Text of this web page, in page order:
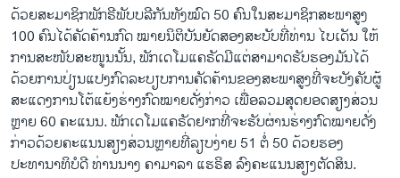
ດ້ວຍສະມາຊິກພັກຣີພັບບລີກັນທັງໝົດ 50 ຄົນໃນສະມາຊິກສະພາສູງ
100 ຄົນໄດ້ຄັດຄ້ານກົດ ໝາຍນິຕິບັນຍັດສອງສະບັບທີ່ທ່ານ ໄບເດັນ ໃຫ້
ການສະໜັບສະໜູນນັ້ນ, ພັກເດໂມແຄຣັດມີແຕ່ສາມາດຮັບຮອງມັນໄດ້
ດ້ວຍການປ່ຽນແປງກົດລະບຽບການຄັດຄ້ານຂອງສະພາສູງທີ່ຈະບັງຄັບຜູ້
ສະແດງການໂຕ້ແຍ້ງຮ່າງກົດໝາຍດັ່ງກ່າວ ເພື່ອລວມສຸດຍອດສຽງສ່ວນ
ຫຼາຍ 60 ຄະແນນ. ພັກເດໂມແຄຣັດຢາກທີ່ຈະຮັບຜ່ານຮ່າງກົດໝາຍດັ່ງ
ກ່າວດ້ວຍຄະແນນສຽງສ່ວນຫຼາຍທີ່ລຽບງ່າຍ 51 ຕໍ່ 50 ດ້ວຍຮອງ
ປະທານາທິບໍດີ ທ່ານນາງ ຄາມາລາ ແຮຣິສ ລົງຄະແນນສຽງຕັດສິນ.